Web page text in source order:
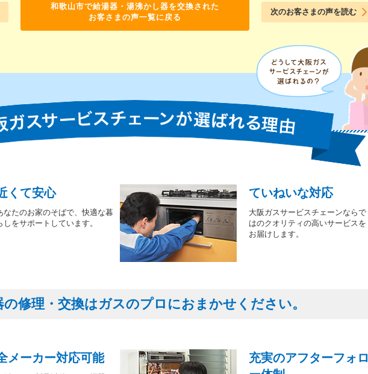
和歌山市で給湯器・湯沸かし器を交換された
お客さまの声一覧に戻る
次のお客さまの声を読む
くて安心
なたのお家のそばで、快適な暮
しをサポートしています。
ていねいな対応
大阪ガスサービスチェーンならで
はのクオリティの高いサービスを
お届けします。
の修理・交換はガスのプロにおまかせください。
メーカー対応可能
充実のアフターフォロ